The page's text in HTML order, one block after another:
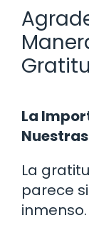
La
La
parece
inmenso.